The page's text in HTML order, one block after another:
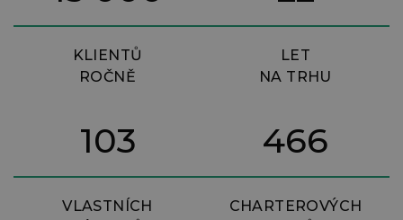
KLIENTŮ
ROČNĚ
LET
NA TRHU
VLASTNÍCH
103
CHARTEROVÝCH
466